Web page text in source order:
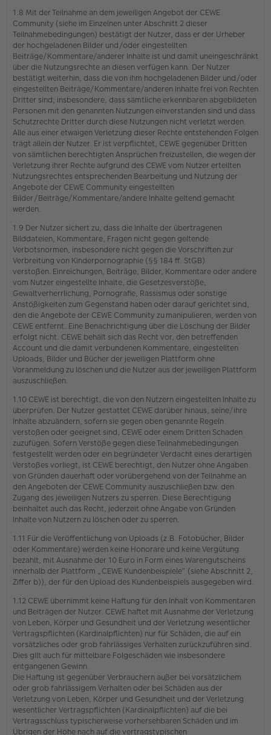
1.8 Mit der Teilnahme an dem jeweiligen Angebot der CEWE
Community (siehe im Einzelnen unter Abschnitt 2 dieser
Teilnahmebedingungen) bestätigt der Nutzer, dass er der Urheber
der hochgeladenen Bilder und/oder eingestellten
Beiträge/Kommentare/anderer Inhalte ist und damit uneingeschränkt
über die Nutzungsrechte an diesen verfügen kann. Der Nutzer
bestätigt weiterhin, dass die von ihm hochgeladenen Bilder und/oder
eingestellten Beiträge/Kommentare/anderen Inhalte frei von Rechten
Dritter sind; insbesondere, dass sämtliche erkennbaren abgebildeten
Personen mit den genannten Nutzungen einverstanden sind und dass
Schutzrechte Dritter durch diese Nutzungen nicht verletzt werden.
Alle aus einer etwaigen Verletzung dieser Rechte entstehenden Folgen
trägt allein der Nutzer. Er ist verpflichtet, CEWE gegenüber Dritten
von sämtlichen berechtigten Ansprüchen freizustellen, die wegen der
Verletzung ihrer Rechte aufgrund des CEWE vom Nutzer erteilten
Nutzungsrechtes entsprechenden Bearbeitung und Nutzung der
Angebote der CEWE Community eingestellten
Bilder/Beiträge/Kommentare/andere Inhalte geltend gemacht
werden.
1.9 Der Nutzer sichert zu, dass die Inhalte der übertragenen
Bilddateien, Kommentare, Fragen nicht gegen geltende
Verbotsnormen, insbesondere nicht gegen die Vorschriften zur
Verbreitung von Kinderpornographie (§§ 184 ff. StGB)
verstoßen. Einreichungen, Beiträge, Bilder, Kommentare oder andere
vom Nutzer eingestellte Inhalte, die Gesetzesverstöße,
Gewaltverherrlichung, Pornografie, Rassismus oder sonstige
Anstößigkeiten zum Gegenstand haben oder darauf gerichtet sind,
den die Angebote der CEWE Community zu manipulieren, werden von
CEWE entfernt. Eine Benachrichtigung über die Löschung der Bilder
erfolgt nicht. CEWE behält sich das Recht vor, den betreffenden
Account und die damit verbundenen Kommentare, eingestellten
Uploads, Bilder und Bücher der jeweiligen Plattform ohne
Voranmeldung zu löschen und die Nutzer aus der jeweiligen Plattform
auszuschließen.
1.10 CEWE ist berechtigt, die von den Nutzern eingestellten Inhalte zu
überprüfen. Der Nutzer gestattet CEWE darüber hinaus, seine/ihre
Inhalte abzuändern, sofern sie gegen oben genannte Regeln
verstoßen oder geeignet sind, CEWE oder einem Dritten Schaden
zuzufügen. Sofern Verstöße gegen diese Teilnahmebedingungen
festgestellt werden oder ein begründeter Verdacht eines derartigen
Verstoßes vorliegt, ist CEWE berechtigt, den Nutzer ohne Angaben
von Gründen dauerhaft oder vorübergehend von der Teilnahme an
den Angeboten der CEWE Community auszuschließen bzw. den
Zugang des jeweiligen Nutzers zu sperren. Diese Berechtigung
beinhaltet auch das Recht, jederzeit ohne Angabe von Gründen
Inhalte von Nutzern zu löschen oder zu sperren.
1.11 Für die Veröffentlichung von Uploads (z.B. Fotobücher, Bilder
oder Kommentare) werden keine Honorare und keine Vergütung
bezahlt, mit Ausnahme der 10 Euro in Form eines Warengutscheins
innerhalb der Plattform „CEWE Kundenbeispiele“ (siehe Abschnitt 2,
Ziffer b)), der für den Upload des Kundenbeispiels ausgegeben wird.
1.12 CEWE übernimmt keine Haftung für den Inhalt von Kommentaren
und Beiträgen der Nutzer. CEWE haftet mit Ausnahme der Verletzung
von Leben, Körper und Gesundheit und der Verletzung wesentlicher
Vertragspflichten (Kardinalpflichten) nur für Schäden, die auf ein
vorsätzliches oder grob fahrlässiges Verhalten zurückzuführen sind.
Dies gilt auch für mittelbare Folgeschäden wie insbesondere
entgangenen Gewinn.
Die Haftung ist gegenüber Verbrauchern außer bei vorsätzlichem
oder grob fahrlässigem Verhalten oder bei Schäden aus der
Verletzung von Leben, Körper und Gesundheit und der Verletzung
wesentlicher Vertragspflichten (Kardinalpflichten) auf die bei
Vertragsschluss typischerweise vorhersehbaren Schäden und im
Übrigen der Höhe nach auf die vertragstypischen